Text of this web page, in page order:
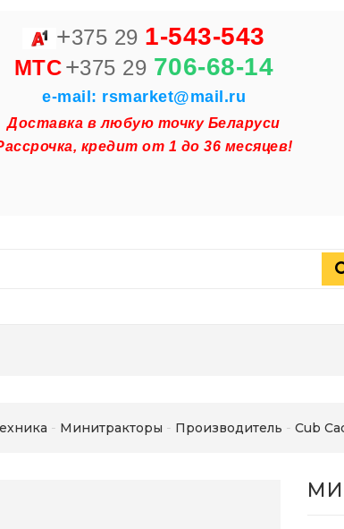
+375 29 1-543-543
MTC+375 29 706-68-14
e-mail: rsmarket@mail.ru
Доставка в любую точку Беларуси
кредит от 1 до 36 месяцев!
Минитракторы Производитель Cub